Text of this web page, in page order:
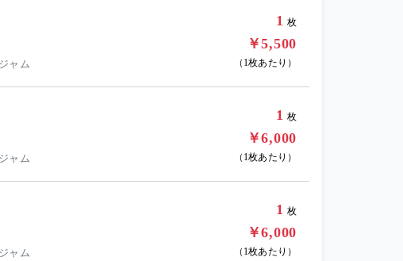
ャム
1 枚
￥5,500
（1枚あたり）
ャム
1 枚
￥6,000
（1枚あたり）
ャム
1 枚
￥6,000
（1枚あたり）